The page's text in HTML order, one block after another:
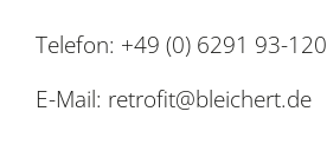
Telefon: +49 (0) 6291 93-120
E-Mail: retrofit@bleichert.de